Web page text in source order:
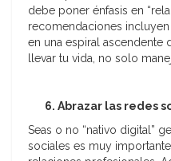
debe poner énfasis en
recomendaciones
en una espiral ascendente
llevar tu vida, no solo
6. Abrazar las redes
Seas o no “nativo digital”
sociales es muy